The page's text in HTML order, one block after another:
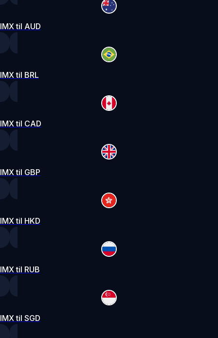
IMX til AUD
IMX til BRL
IMX til CAD
IMX til GBP
IMX til HKD
IMX til RUB
IMX til SGD